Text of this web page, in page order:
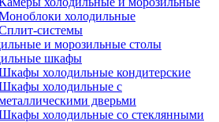
холодильные
системы
и морозильные столы
шкафы
холодильные кондитерские
холодильные с
дверьми
холодильные со стеклянными